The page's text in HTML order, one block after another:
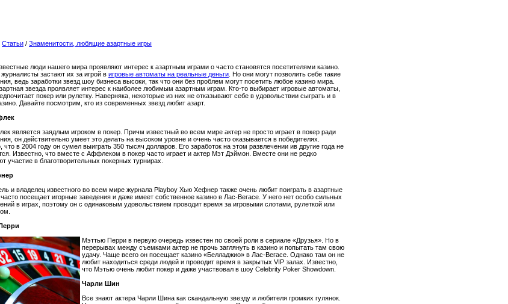
Статьи / Знаменитости, любящие азартные игры
люди нашего мира проявляют интерес к азартным играми о часто становятся посетителями казино.
застают их за игрой в игровые автоматы на реальные деньги . Но они могут позволить себе такие
ведь заработки звезд шоу бизнеса высоки, так что они без проблем могут посетить любое казино мира.
звезда проявляет интерес к наиболее любимым азартным играм. Кто-то выбирает игровые автоматы,
покер или рулетку. Наверняка, некоторые из них не отказывают себе в удовольствии сыграть и в
Давайте посмотрим, кто из современных звезд любит азарт.
является заядлым игроком в покер. Причм известный во всем мире актер не просто играет в покер ради
он действительно умеет это делать на высоком уровне и очень часто оказывается в победителях.
что в 2004 году он сумел выиграть 350 тысяч долларов. Его заработок на этом развлечении ив другие года не
Известно, что вместе с Аффлеком в покер часто играет и актер Мэт Дэймон. Вместе они не редко
участие в благотворительных покерных турнирах.
и владелец известного во всем мире журнала Playboy Хью Хефнер также очень любит поиграть в азартные
посещает игорные заведения и даже имеет собственное казино в Лас-Вегасе. У него нет особо сильных
в играх, поэтому он с одинаковым удовольствием проводит время за игровыми слотами, рулеткой или
Мэттью Перри в первую очередь известен по своей роли в сериале «Друзья». Но в
перерывах между съемками актер не прочь заглянуть в казино и попытать там свою
удачу. Чаще всего он посещает казино «Белладжио» в Лас-Вегасе. Однако там он не
любит находиться среди людей и проводит время в закрытых VIP залах. Известно,
что Мэтью очень любит покер и даже участвовал в шоу Celebrity Poker Showdown.
Чарли Шин
Все знают актера Чарли Шина как скандальную звезду и любителя громких гулянок.